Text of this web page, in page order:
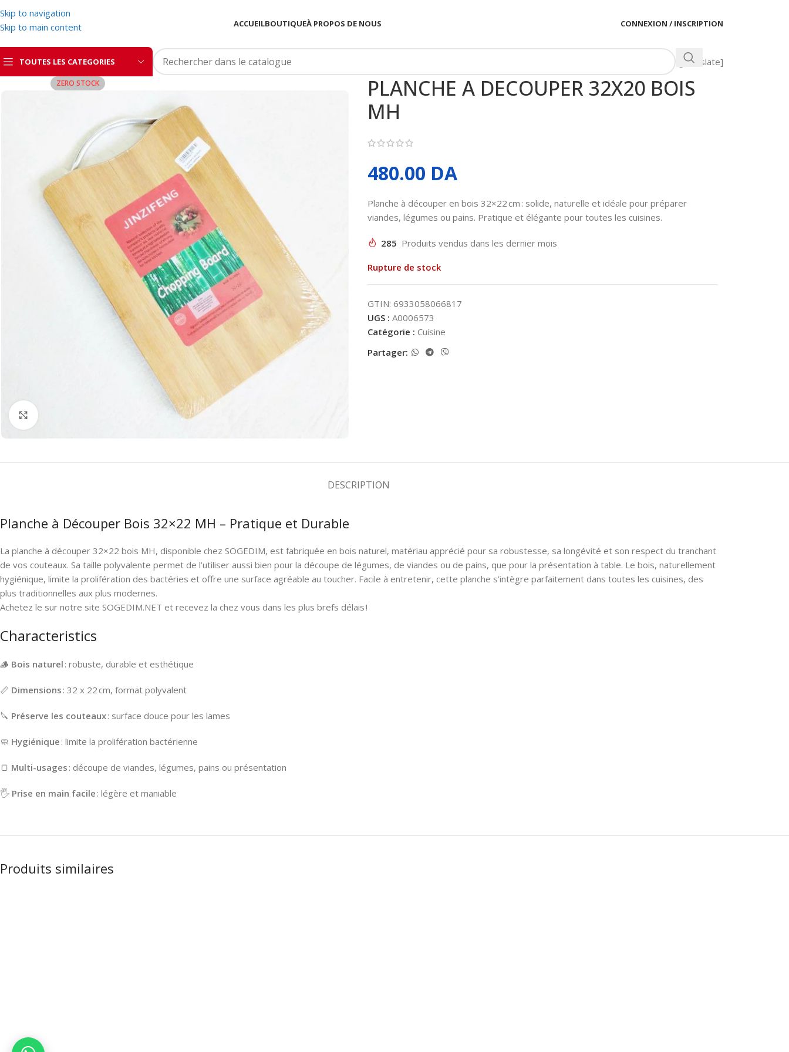
Skip to navigation
Skip to main content
ACCUEILBOUTIQUEÀ PROPOS DE NOUS CONNEXION / INSCRIPTION
TOUTES LES CATEGORIES [gtranslate]
ZERO STOCK
PLANCHE A DECOUPER 32X20 BOIS
MH
480.00 DA
Planche à découper en bois 32×22 cm : solide, naturelle et idéale pour préparer
viandes, légumes ou pains. Pratique et élégante pour toutes les cuisines.
285 Produits vendus dans les dernier mois
Rupture de stock
GTIN: 6933058066817
UGS : A0006573
Catégorie : Cuisine
Partager:
DESCRIPTION
Planche à Découper Bois 32×22 MH – Pratique et Durable
La planche à découper 32×22 bois MH, disponible chez SOGEDIM, est fabriquée en bois naturel, matériau apprécié pour sa robustesse, sa longévité et son respect du tranchant
de vos couteaux. Sa taille polyvalente permet de l’utiliser aussi bien pour la découpe de légumes, de viandes ou de pains, que pour la présentation à table. Le bois, naturellement
hygiénique, limite la prolifération des bactéries et offre une surface agréable au toucher. Facile à entretenir, cette planche s’intègre parfaitement dans toutes les cuisines, des
plus traditionnelles aux plus modernes.
Achetez le sur notre site SOGEDIM.NET et recevez la chez vous dans les plus brefs délais !
Characteristics
🪵 Bois naturel : robuste, durable et esthétique
📏 Dimensions : 32 x 22 cm, format polyvalent
🔪 Préserve les couteaux: surface douce pour les lames
🧼 Hygiénique : limite la prolifération bactérienne
🍞 Multi-usages : découpe de viandes, légumes, pains ou présentation
🖐️ Prise en main facile : légère et maniable
Produits similaires